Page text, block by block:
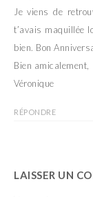
Je viens de
t’avais maquillée
bien. Bon
Bien amicalement,
Véronique
RÉPONDRE
LAISSER UN